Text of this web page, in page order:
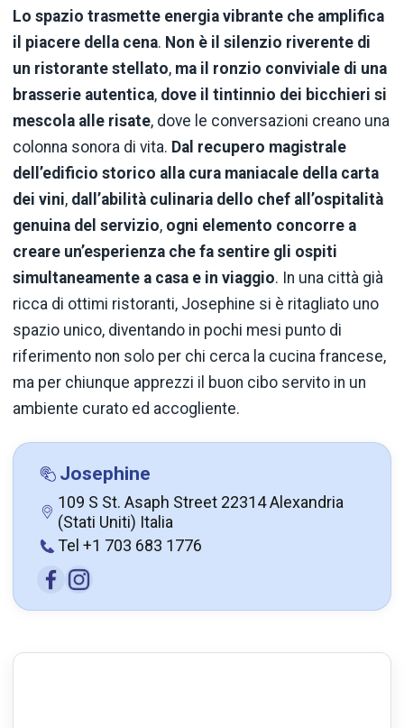
Lo spazio trasmette energia vibrante che amplifica
il piacere della cena. Non è il silenzio riverente di
un ristorante stellato, ma il ronzio conviviale di una
brasserie autentica, dove il tintinnio dei bicchieri si
mescola alle risate, dove le conversazioni creano una
colonna sonora di vita. Dal recupero magistrale
dell’edificio storico alla cura maniacale della carta
dei vini, dall’abilità culinaria dello chef all’ospitalità
genuina del servizio, ogni elemento concorre a
creare un’esperienza che fa sentire gli ospiti
simultaneamente a casa e in viaggio. In una città già
ricca di ottimi ristoranti, Josephine si è ritagliato uno
spazio unico, diventando in pochi mesi punto di
riferimento non solo per chi cerca la cucina francese,
ma per chiunque apprezzi il buon cibo servito in un
ambiente curato ed accogliente.
Josephine
109 S St. Asaph Street 22314 Alexandria
(Stati Uniti) Italia
Tel +1 703 683 1776